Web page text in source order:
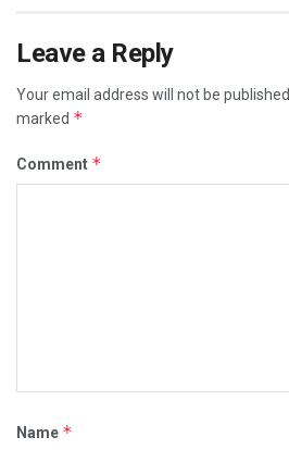
Leave a Reply
Your email address will not be published.
marked *
Comment *
Name *